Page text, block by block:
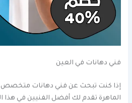
فني دهانات في العين
إذا كنت تبحث عن فني دهانات متخصص
الماهرة تقدم لك أفضل الفنيين في هذا